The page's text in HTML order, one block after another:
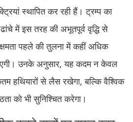
स्थापित कर रही हैं। ट्रम्प का
ढांचे में इस तरह की अभूतपूर्व वृद्धि से
क्षमता पहले की तुलना में कहीं अधिक
उनके अनुसार, यह कदम न केवल
हथियारों से लैस रखेगा, बल्कि वैश्विक
को भी सुनिश्चित करेगा।